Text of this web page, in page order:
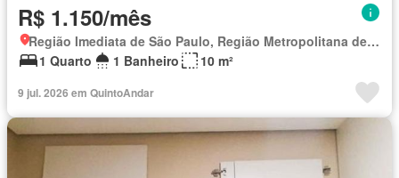
R$ 1.150/mês
Região Imediata de São Paulo, Região Metropolitana de São Paulo
1 Quarto
1 Banheiro 10 m²
9 jul. 2026 em QuintoAndar